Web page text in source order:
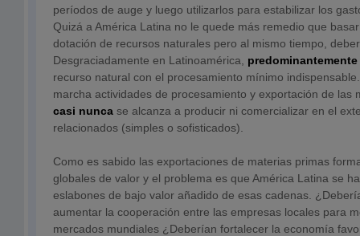
períodos de auge y luego utilizarlos para estabilizar los
Quizá a América Latina no le quede más remedio que
dotación de recursos naturales pero al mismo tiempo,
Desgraciadamente en Latinoamérica, predominantemente
recurso natural con el procesamiento mínimo
marcha actividades de procesamiento y exportación de las
casi nunca se alcanza a producir ni comercializar en el
relacionados (simples o sofisticados).
Como es sabido las exportaciones de materias primas
globales de valor y el problema es que América Latina se
eslabones de bajo valor añadido de esas cadenas.
aumentar la cooperación entre las empresas locales para
mercados mundiales ¿Deberían fortalecer la economía